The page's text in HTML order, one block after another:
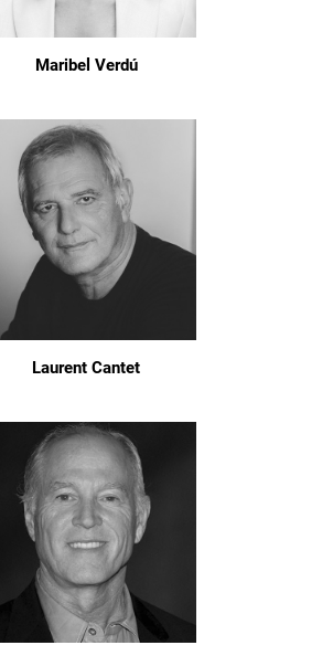
Maribel Verdú
Laurent Cantet